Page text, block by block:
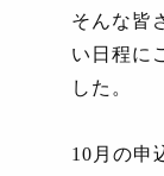
そんな皆
い日程に
した。
10 月の申